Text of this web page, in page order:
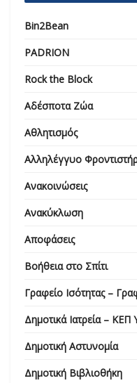
Bin2Bean
PADRION
Rock the Block
Αδέσποτα Ζώα
Αθλητισμός
Αλληλέγγυο
Ανακοινώσεις
Ανακύκλωση
Αποφάσεις
Βοήθεια στο Σπίτι
Γραφείο Ισότητας –
Δημοτικά Ιατρεία – ΚΕΠ
Δημοτική Αστυνομία
Δημοτική Βιβλιοθήκη